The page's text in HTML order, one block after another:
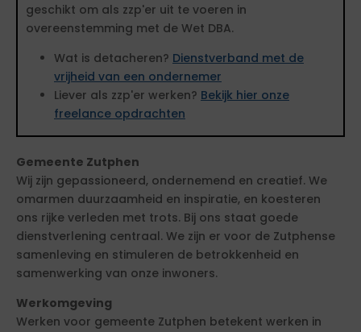
geschikt om als zzp'er uit te voeren in
overeenstemming met de Wet DBA.
Wat is detacheren? Dienstverband met de
vrijheid van een ondernemer
Liever als zzp'er werken? Bekijk hier onze
freelance opdrachten
Gemeente Zutphen
Wij zijn gepassioneerd, ondernemend en creatief. We
omarmen duurzaamheid en inspiratie, en koesteren
ons rijke verleden met trots. Bij ons staat goede
dienstverlening centraal. We zijn er voor de Zutphense
samenleving en stimuleren de betrokkenheid en
samenwerking van onze inwoners.
Werkomgeving
Werken voor gemeente Zutphen betekent werken in